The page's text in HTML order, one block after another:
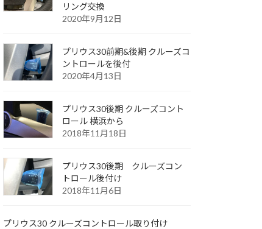
リング交換
2020年9月12日
プリウス30前期&後期 クルーズコ
ントロールを後付
2020年4月13日
プリウス30後期 クルーズコント
ロール 横浜から
2018年11月18日
プリウス30後期 クルーズコン
トロール後付け
2018年11月6日
プリウス30 クルーズコントロール取り付け